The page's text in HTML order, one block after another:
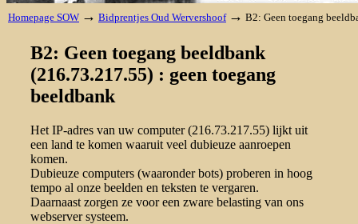
Homepage SOW → Bidprentjes Oud Wervershoof → B2: Geen toegang
B2: Geen toegang beeldbank
(216.73.217.55) : geen toegang
beeldbank
Het IP-adres van uw computer (216.73.217.55) lijkt uit
een land te komen waaruit veel dubieuze aanroepen
komen.
Dubieuze computers (waaronder bots) proberen in hoog
tempo al onze beelden en teksten te vergaren.
Daarnaast zorgen ze voor een zware belasting van ons
webserver systeem.